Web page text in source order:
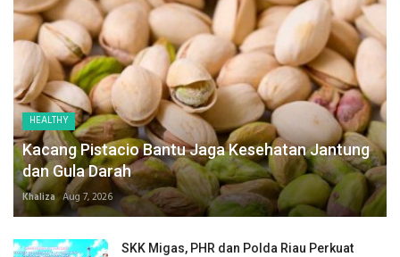
HEALTHY
Kacang Pistacio Bantu Jaga Kesehatan Jantung
dan Gula Darah
Khaliza Aug 7, 2026
SKK Migas, PHR dan Polda Riau Perkuat